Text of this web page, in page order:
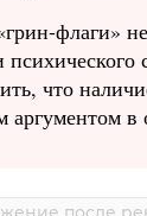
флаги»
что
аргументом